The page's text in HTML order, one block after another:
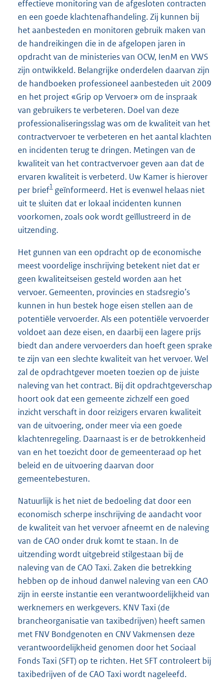
effectieve monitoring van de afgesloten contracten
en een goede klachtenafhandeling. Zij kunnen bij
het aanbesteden en monitoren gebruik maken van
de handreikingen die in de afgelopen jaren in
opdracht van de ministeries van OCW, IenM en VWS
zijn ontwikkeld. Belangrijke onderdelen daarvan zijn
de handboeken professioneel aanbesteden uit 2009
en het project «Grip op Vervoer» om de inspraak
van gebruikers te verbeteren. Doel van deze
professionaliseringsslag was om de kwaliteit van het
contractvervoer te verbeteren en het aantal klachten
en incidenten terug te dringen. Metingen van de
kwaliteit van het contractvervoer geven aan dat de
ervaren kwaliteit is verbeterd. Uw Kamer is hierover
per brief1 geïnformeerd. Het is evenwel helaas niet
uit te sluiten dat er lokaal incidenten kunnen
voorkomen, zoals ook wordt geïllustreerd in de
uitzending.
Het gunnen van een opdracht op de economische
meest voordelige inschrijving betekent niet dat er
geen kwaliteitseisen gesteld worden aan het
vervoer. Gemeenten, provincies en stadsregio’s
kunnen in hun bestek hoge eisen stellen aan de
potentiële vervoerder. Als een potentiële vervoerder
voldoet aan deze eisen, en daarbij een lagere prijs
biedt dan andere vervoerders dan hoeft geen sprake
te zijn van een slechte kwaliteit van het vervoer. Wel
zal de opdrachtgever moeten toezien op de juiste
naleving van het contract. Bij dit opdrachtgeverschap
hoort ook dat een gemeente zichzelf een goed
inzicht verschaft in door reizigers ervaren kwaliteit
van de uitvoering, onder meer via een goede
klachtenregeling. Daarnaast is er de betrokkenheid
van en het toezicht door de gemeenteraad op het
beleid en de uitvoering daarvan door
gemeentebesturen.
Natuurlijk is het niet de bedoeling dat door een
economisch scherpe inschrijving de aandacht voor
de kwaliteit van het vervoer afneemt en de naleving
van de CAO onder druk komt te staan. In de
uitzending wordt uitgebreid stilgestaan bij de
naleving van de CAO Taxi. Zaken die betrekking
hebben op de inhoud danwel naleving van een CAO
zijn in eerste instantie een verantwoordelijkheid van
werknemers en werkgevers. KNV Taxi (de
brancheorganisatie van taxibedrijven) heeft samen
met FNV Bondgenoten en CNV Vakmensen deze
verantwoordelijkheid genomen door het Sociaal
Fonds Taxi (SFT) op te richten. Het SFT controleert bij
taxibedrijven of de CAO Taxi wordt nageleefd.